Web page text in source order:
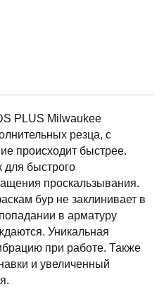
PLUS Milwaukee
резца, с
происходит быстрее.
для быстрого
проскальзывания.
бур не заклинивает в
в арматуру
Уникальная
при работе. Также
и увеличенный